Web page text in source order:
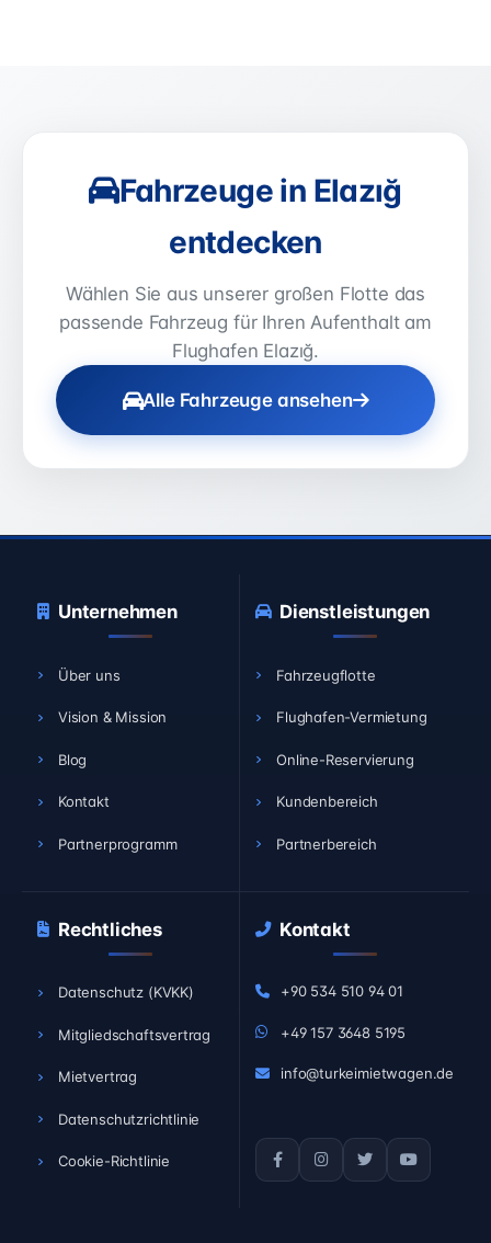
Fahrzeuge in Elazığ
entdecken
Wählen Sie aus unserer großen Flotte das
passende Fahrzeug für Ihren Aufenthalt am
Flughafen Elazığ.
Alle Fahrzeuge ansehen
Unternehmen
Über uns
Vision & Mission
Blog
Kontakt
Partnerprogramm
Dienstleistungen
Fahrzeugflotte
Flughafen-Vermietung
Online-Reservierung
Kundenbereich
Partnerbereich
Rechtliches
Datenschutz (KVKK)
Mitgliedschaftsvertrag
Mietvertrag
Datenschutzrichtlinie
Cookie-Richtlinie
Kontakt
+90 534 510 94 01
+49 157 3648 5195
info@turkeimietwagen.de